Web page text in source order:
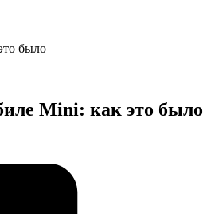
было
Mini: как это было